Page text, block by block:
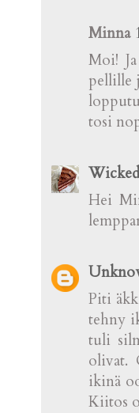
Minna
Moi!
pellille
tosi
Hei
Piti
tehny
tuli
olivat.
ikinä
Kiitos